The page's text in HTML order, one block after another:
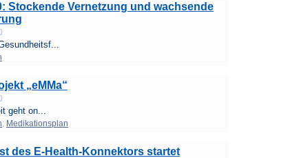
Stockende Vernetzung und wachsende
„eMMa“
geht on...
; Medikationsplan
des E-Health-Konnektors startet